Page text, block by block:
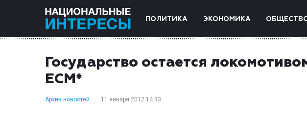
ПОЛИТИКА ЭКОНОМИКА
Государство остается
ЕСМ*
Архив новостей 11 января 2012 14:33